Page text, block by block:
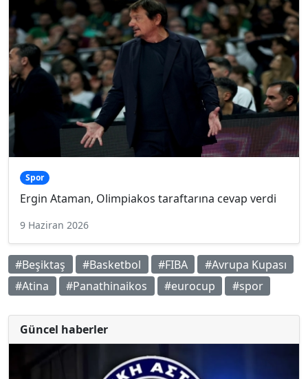
Spor
Ergin Ataman, Olimpiakos taraftarına cevap verdi
9 Haziran 2026
#Beşiktaş #Basketbol #FIBA
#Avrupa Kupası
#Atina
#Panathinaikos #eurocup #spor
Güncel haberler